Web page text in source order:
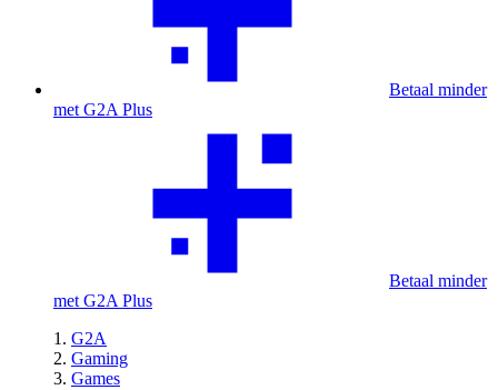
Betaal minder
met G2A Plus
Betaal minder
met G2A Plus
G2A
Gaming
Games